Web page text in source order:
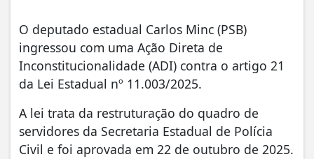
O deputado estadual Carlos Minc (PSB)
ingressou com uma Ação Direta de
Inconstitucionalidade (ADI) contra o artigo 21
da Lei Estadual nº 11.003/2025.
A lei trata da restruturação do quadro de
servidores da Secretaria Estadual de Polícia
Civil e foi aprovada em 22 de outubro de 2025.